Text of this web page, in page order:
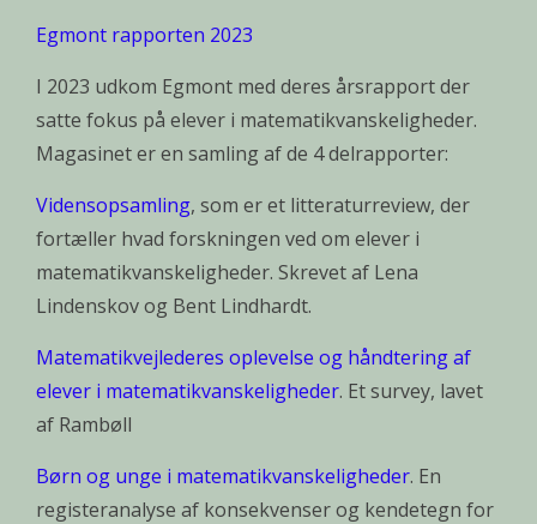
Egmont rapporten 2023
I 2023 udkom Egmont med deres årsrapport der
satte fokus på elever i matematikvanskeligheder.
Magasinet er en samling af de 4 delrapporter:
Vidensopsamling, som er et litteraturreview, der
fortæller hvad forskningen ved om elever i
matematikvanskeligheder. Skrevet af Lena
Lindenskov og Bent Lindhardt.
Matematikvejlederes oplevelse og håndtering af
elever i matematikvanskeligheder. Et survey, lavet
af Rambøll
Børn og unge i matematikvanskeligheder. En
registeranalyse af konsekvenser og kendetegn for